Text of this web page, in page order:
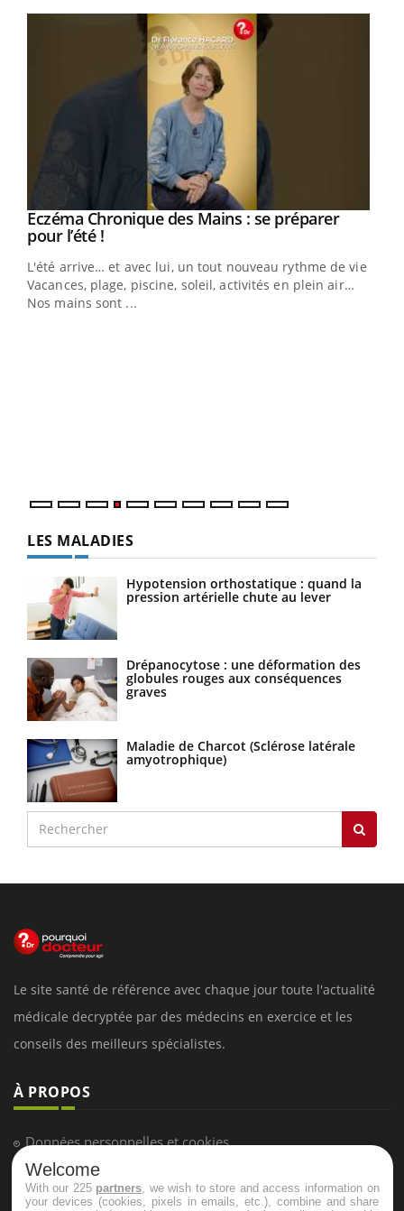
Youtube
Eczéma Chronique des Mains : se préparer
pour l’été !Youtube
L'été arrive… et avec lui, un tout nouveau rythme de vie !
Vacances, plage, piscine, soleil, activités en plein air…
Nos mains sont ...
LES MALADIES
Hypotension orthostatique : quand la
pression artérielle chute au lever
Drépanocytose : une déformation des
globules rouges aux conséquences
graves
Maladie de Charcot (Sclérose latérale
amyotrophique)
Le site santé de référence avec chaque jour toute l'actualité
médicale decryptée par des médecins en exercice et les
conseils des meilleurs spécialistes.
À PROPOS
Données personnelles et cookies
Qui sommes-nous
Conditions d'utilisation
Welcome
With our 225 partners , we wish to store and access information on
your devices (cookies, pixels in emails, etc.), combine and share